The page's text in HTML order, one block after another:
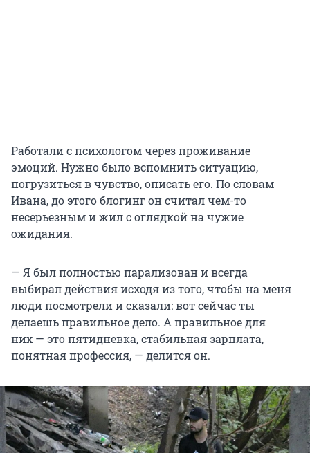
Работали с психологом через проживание
эмоций. Нужно было вспомнить ситуацию,
погрузиться в чувство, описать его. По словам
Ивана, до этого блогинг он считал чем-то
несерьезным и жил с оглядкой на чужие
ожидания.
— Я был полностью парализован и всегда
выбирал действия исходя из того, чтобы на меня
люди посмотрели и сказали: вот сейчас ты
делаешь правильное дело. А правильное для
них — это пятидневка, стабильная зарплата,
понятная профессия, — делится он.